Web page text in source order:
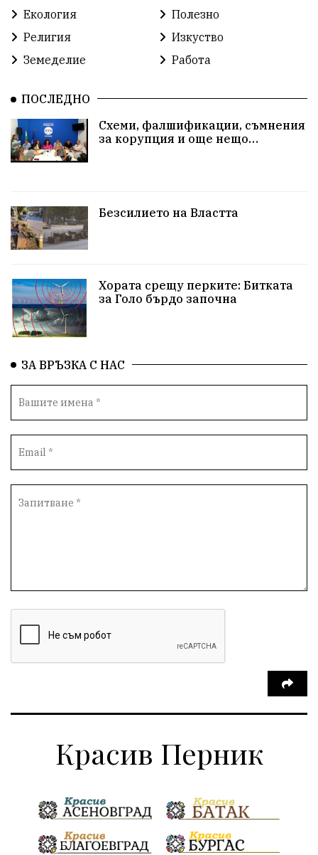
Екология
Полезно
Религия
Изкуство
Земеделие
Работа
ПОСЛЕДНО
Схеми, фалшификации, съмнения
за корупция и още нещо…
Безсилието на Властта
Хората срещу перките: Битката
за Голо бърдо започна
ЗА ВРЪЗКА С НАС
Красив Перник